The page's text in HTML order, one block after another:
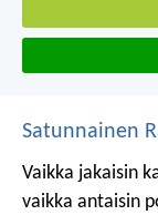
Satunnainen
Vaikka jakaisin
vaikka antaisin